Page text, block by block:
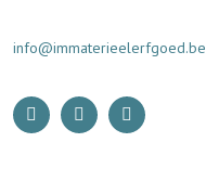
info@immaterieelerfgoed.be